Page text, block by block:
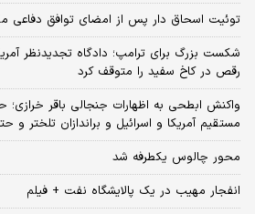
توئیت اسحاق دار پس از امضای توافق دفاعی
شکست بزرگ برای ترامپ؛ دادگاه تجدیدنظر
رقص در کاخ سفید را متوقف کرد
واکنش ابطحی به اظهارات جنجالی باقر خرازی؛
مستقیم آمریکا و اسرائیل و براندازان تلختر و
محور چالوس یکطرفه شد
انفجار مهیب در یک پالایشگاه نفت + فیلم